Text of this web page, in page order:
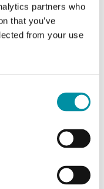
partners who
that you’ve
from your use